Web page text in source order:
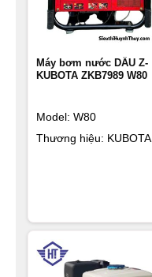
Máy bơm nước DẦU Z-
KUBOTA ZKB7989 W80
Model: W80
Thương hiệu: KUBOTA